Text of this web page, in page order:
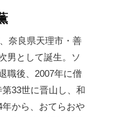
奈良県天理市・善
男として誕生。ソ
職後、2007年に僧
33世に晋山し、和
から、おてらおや